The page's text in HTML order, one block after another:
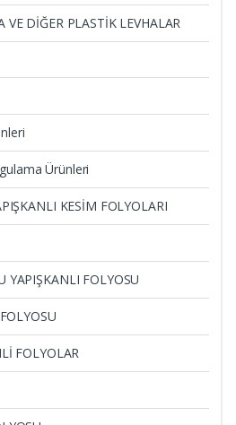
DİĞER PLASTİK LEVHALAR
Ürünleri
KESİM FOLYOLARI
YAPIŞKANLI FOLYOSU
FOLYOLAR